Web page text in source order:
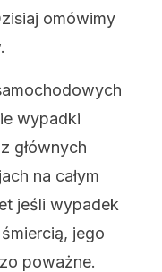
omówimy
wypadki
głównych
na całym
jeśli wypadek
jego
poważne.